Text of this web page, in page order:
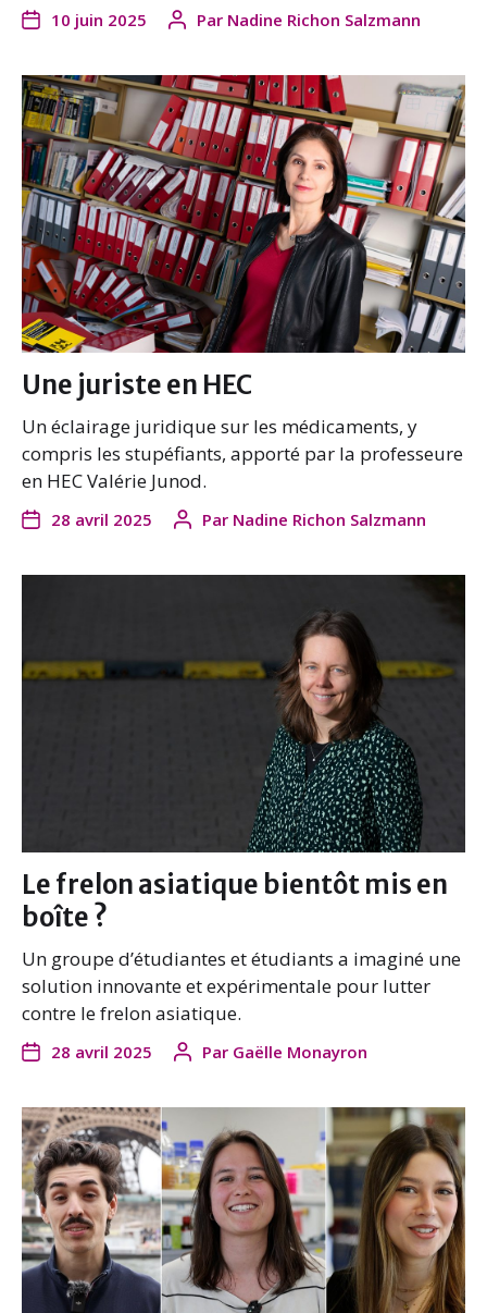
10 juin 2025 Par Nadine Richon Salzmann
Une juriste en HEC
Un éclairage juridique sur les médicaments, y
compris les stupéfiants, apporté par la professeure
en HEC Valérie Junod.
28 avril 2025 Par Nadine Richon Salzmann
Le frelon asiatique bientôt mis en
boîte ?
Un groupe d’étudiantes et étudiants a imaginé une
solution innovante et expérimentale pour lutter
contre le frelon asiatique.
28 avril 2025 Par Gaëlle Monayron